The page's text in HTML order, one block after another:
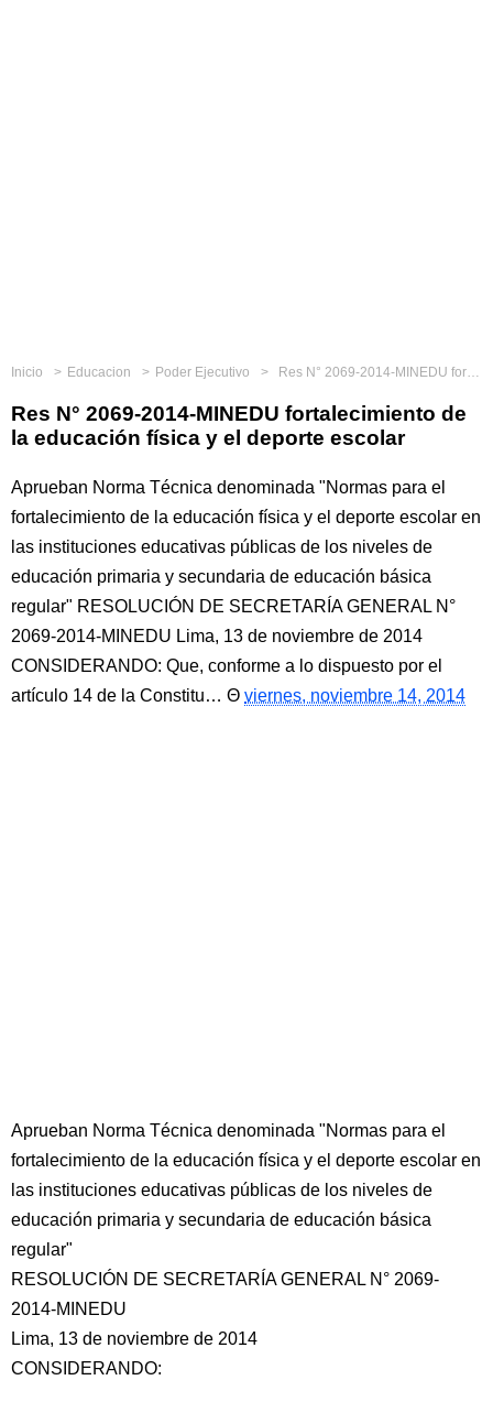
Inicio Educacion Poder Ejecutivo Res N° 2069-2014-MINEDU fortalecimiento de la educación física y el deporte escolar
Res N° 2069-2014-MINEDU fortalecimiento de
la educación física y el deporte escolar
Aprueban Norma Técnica denominada "Normas para el
fortalecimiento de la educación física y el deporte escolar en
las instituciones educativas públicas de los niveles de
educación primaria y secundaria de educación básica
regular" RESOLUCIÓN DE SECRETARÍA GENERAL N°
2069-2014-MINEDU Lima, 13 de noviembre de 2014
CONSIDERANDO: Que, conforme a lo dispuesto por el
artículo 14 de la Constitu…
viernes, noviembre 14, 2014
Aprueban Norma Técnica denominada "Normas para el
fortalecimiento de la educación física y el deporte escolar en
las instituciones educativas públicas de los niveles de
educación primaria y secundaria de educación básica
regular"
RESOLUCIÓN DE SECRETARÍA GENERAL N° 2069-
2014-MINEDU
Lima, 13 de noviembre de 2014
CONSIDERANDO: